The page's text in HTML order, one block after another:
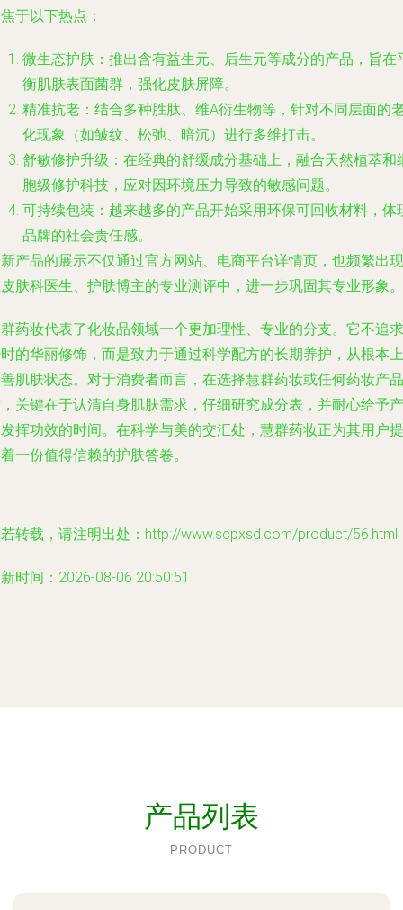
于以下热点：
微生态护肤 ：推出含有益生元、后生元等成分的产品，旨在
衡肌肤表面菌群，强化皮肤屏障。
精准抗老 ：结合多种胜肽、维A衍生物等，针对不同层面的
化现象（如皱纹、松弛、暗沉）进行多维打击。
舒敏修护升级 ：在经典的舒缓成分基础上，融合天然植萃和
胞级修护科技，应对因环境压力导致的敏感问题。
可持续包装 ：越来越多的产品开始采用环保可回收材料，体
品牌的社会责任感。
产品的展示不仅通过官方网站、电商平台详情页，也频繁出现
肤科医生、护肤博主的专业测评中，进一步巩固其专业形象。
药妆代表了化妆品领域一个更加理性、专业的分支。它不追求
的华丽修饰，而是致力于通过科学配方的长期养护，从根本上
肌肤状态。对于消费者而言，在选择慧群药妆或任何药妆产品
关键在于认清自身肌肤需求，仔细研究成分表，并耐心给予产
挥功效的时间。在科学与美的交汇处，慧群药妆正为其用户提
一份值得信赖的护肤答卷。
转载，请注明出处：http://www.scpxsd.com/product/56.html
时间：2026-08-06 20:50:51
产品列表
PRODUCT